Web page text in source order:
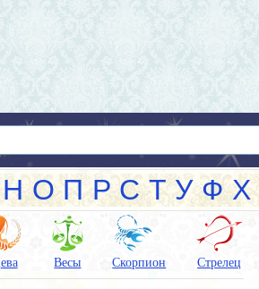
Н О П Р С Т У Ф Х
Весы Скорпион Стрелец